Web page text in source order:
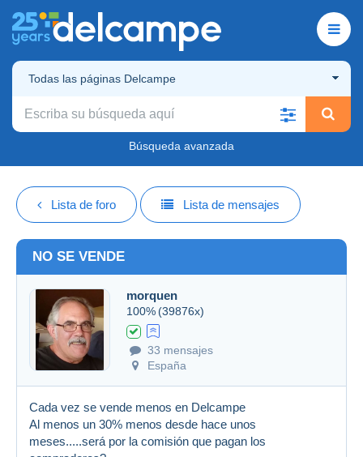
Todas las páginas Delcampe
Búsqueda avanzada
Lista de foro Lista de mensajes
NO SE VENDE
morquen
100% (39876x)
33 mensajes
España
Cada vez se vende menos en Delcampe
Al menos un 30% menos desde hace unos
meses.....será por la comisión que pagan los